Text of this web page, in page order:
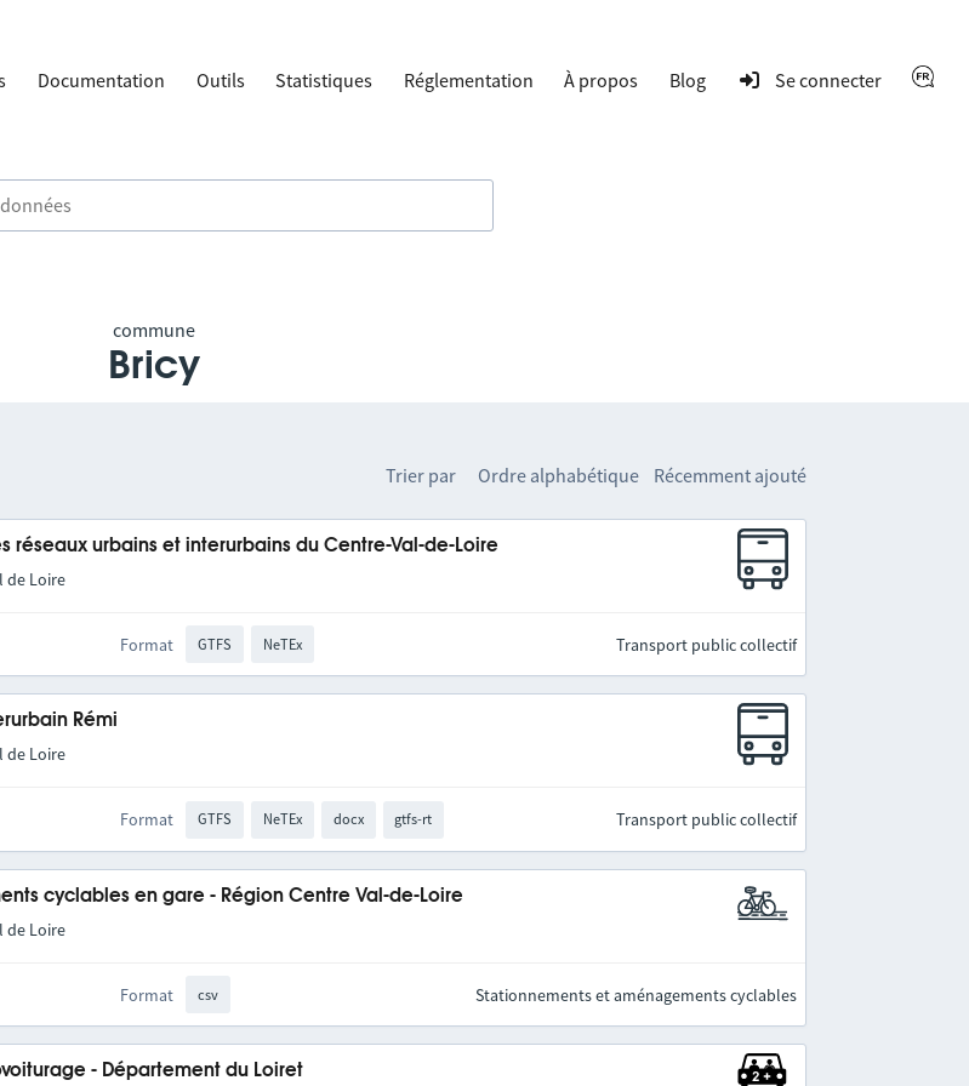
Documentation Outils Statistiques Réglementation À propos Blog Se connecter
commune
Bricy
Trier par Ordre alphabétique Récemment ajouté
réseaux urbains et interurbains du Centre-Val-de-Loire
de Loire
Format GTFS NeTEx Transport public collectif
Rémi
de Loire
Format GTFS NeTEx docx gtfs-rt Transport public collectif
cyclables en gare - Région Centre Val-de-Loire
de Loire
Format csv Stationnements et aménagements cyclables
- Département du Loiret